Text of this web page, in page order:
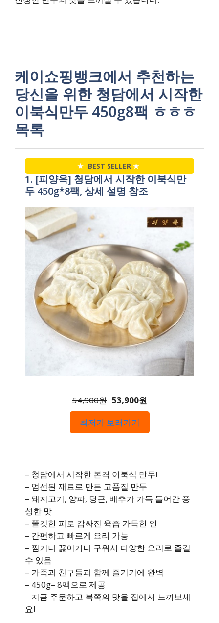
케이쇼핑뱅크에서 추천하는
당신을 위한 청담에서 시작한
이북식만두 450g8팩 ㅎㅎㅎ
목록
★ BEST SELLER ★
1. [피양옥] 청담에서 시작한 이북식만
두 450g*8팩, 상세 설명 참조
54,900원 53,900원
최저가 보러가기
– 청담에서 시작한 본격 이북식 만두!
– 엄선된 재료로 만든 고품질 만두
– 돼지고기, 양파, 당근, 배추가 가득 들어간 풍
성한 맛
– 쫄깃한 피로 감싸진 육즙 가득한 안
– 간편하고 빠르게 요리 가능
– 찜거나 끓이거나 구워서 다양한 요리로 즐길
수 있음
– 가족과 친구들과 함께 즐기기에 완벽
– 450g– 8팩으로 제공
– 지금 주문하고 북쪽의 맛을 집에서 느껴보세
요!